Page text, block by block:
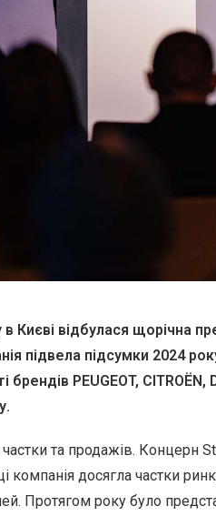
Києві відбулася щорічна
підвела підсумки 2024
брендів PEUGEOT,
частки та продажів. Концерн
компанія досягла частки
Протягом року було